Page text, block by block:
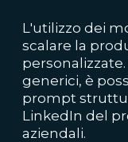
L'utilizzo dei
scalare la
generici, è
prompt
LinkedIn del
aziendali.